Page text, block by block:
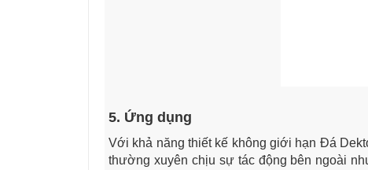
5. Ứng dụng
Với khả năng thiết kế không giới hạn Đá
thường xuyên chịu sự tác động bên ngoài